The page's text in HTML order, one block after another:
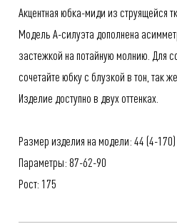
Акцентная юбка-миди из струящейся
Модель А-силуэта дополнена
застежкой на потайную молнию. Для
сочетайте юбку с блузкой в тон, так
Изделие доступно в двух оттенках.
Размер изделия на модели: 44 (4-170)
Параметры: 87-62-90
Рост: 175